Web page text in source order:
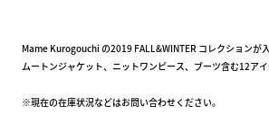
Mame Kurogouchi の2019 FALL&WINTER コレクションが
ムートンジャケット、ニットワンピース、ブーツ含む12アイ
※現在の在庫状況などはお問い合わせください。